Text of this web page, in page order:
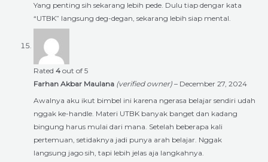
Yang penting sih sekarang lebih pede. Dulu tiap dengar kata
“UTBK” langsung deg-degan, sekarang lebih siap mental.
Rated 4 out of 5
Farhan Akbar Maulana (verified owner) – December 27, 2024
Awalnya aku ikut bimbel ini karena ngerasa belajar sendiri udah
nggak ke-handle. Materi UTBK banyak banget dan kadang
bingung harus mulai dari mana. Setelah beberapa kali
pertemuan, setidaknya jadi punya arah belajar. Nggak
langsung jago sih, tapi lebih jelas aja langkahnya.